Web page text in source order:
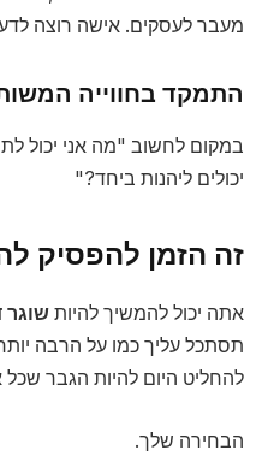
מעבר לעסקים. אישה רוצה
התמקד בחווייה
במקום לחשוב "מה אני יכול
יכולים ליהנות ביחד?"
זה הזמן להפסיק
אתה יכול להמשיך להיות שוגר
תסתכל עליך כמו על הרבה
להחליט היום להיות הגבר
הבחירה שלך.